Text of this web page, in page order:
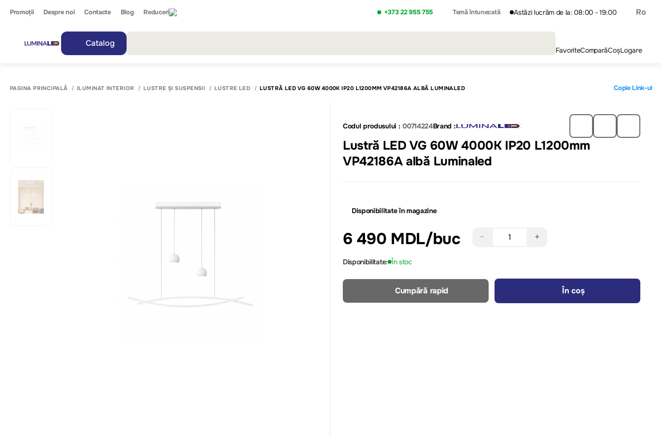
Promoții Despre noi Contacte Blog Reduceri +373 22 955 755 Temă întunecată Astăzi lucrăm de la: 08:00 - 19:00 Ro
Catalog
FavoriteComparăCoșLogare
PAGINA PRINCIPALĂ ILUMINAT INTERIOR LUSTRE ȘI SUSPENSII LUSTRE LED LUSTRĂ LED VG 60W 4000K IP20 L1200MM VP42186A ALBĂ LUMINALED Copie Link-ul
Codul produsului : 00714224Brand :
Lustră LED VG 60W 4000K IP20 L1200mm
VP42186A albă Luminaled
Disponibilitate în magazine
6 490 MDL/buc − +
Disponibilitate: În stoc
Cumpără rapid În coș